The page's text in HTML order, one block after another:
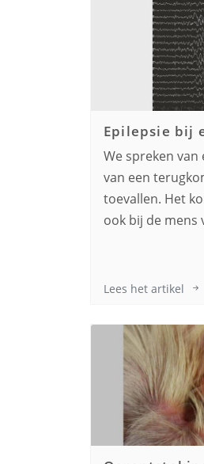
Epilepsie bij
We spreken van
van een
toevallen. Het
ook bij de mens
Lees het artikel